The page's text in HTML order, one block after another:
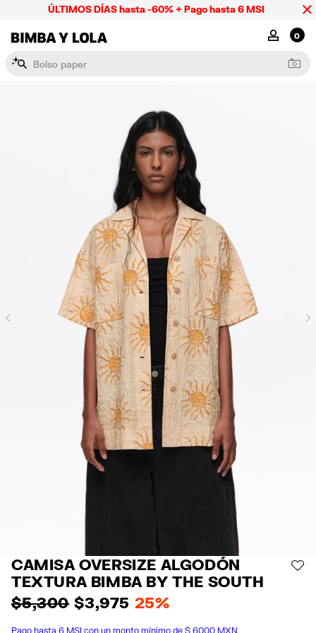
ÚLTIMOS DÍAS hasta -60% + Pago hasta 6 MSI
MI CUENTA
0
CAMISA OVERSIZE ALGODÓN
TEXTURA BIMBA BY THE SOUTH
$ 5,300 $ 3,975 25%
Pago hasta 6 MSI con un monto mínimo de $ 6000 MXN